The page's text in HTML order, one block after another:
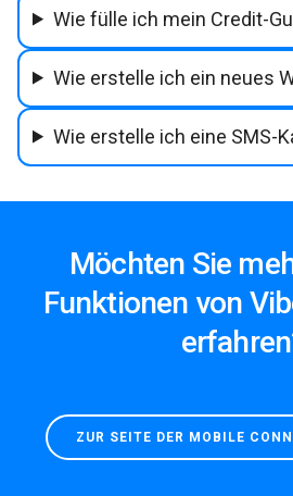
Wie fülle ich mein Credit-
Wie erstelle ich ein neues
Wie erstelle ich eine SMS-
Möchten Sie
Funktionen von
ZUR SEITE DER MOBILE